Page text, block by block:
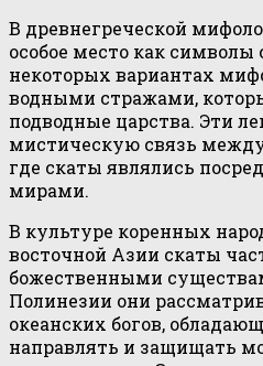
В древнегреческой
особое место как
некоторых вариантах
водными стражами,
подводные царства. Эти
мистическую связь
где скаты являлись
мирами.
В культуре коренных
восточной Азии скаты
божественными
Полинезии они
океанских богов,
направлять и защищать